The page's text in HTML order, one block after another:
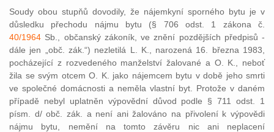
Soudy obou stupňů dovodily, že nájemkyní sporného bytu je v
důsledku přechodu nájmu bytu (§ 706 odst. 1 zákona č.
40/1964 Sb., občanský zákoník, ve znění pozdějších předpisů -
dále jen „obč. zák.“) nezletilá L. K., narozená 16. března 1983,
pocházející z rozvedeného manželství žalované a O. K., neboť
žila se svým otcem O. K. jako nájemcem bytu v době jeho smrti
ve společné domácnosti a neměla vlastní byt. Protože v daném
případě nebyl uplatněn výpovědní důvod podle § 711 odst. 1
písm. d/ obč. zák. a není ani žalováno na přivolení k výpovědi
nájmu bytu, nemění na tomto závěru nic ani neplacení